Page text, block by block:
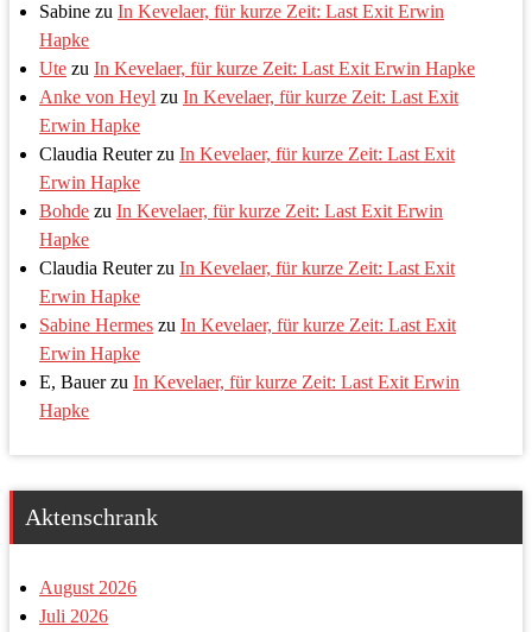
Sabine zu In Kevelaer, für kurze Zeit: Last Exit Erwin
Hapke
Ute zu In Kevelaer, für kurze Zeit: Last Exit Erwin Hapke
Anke von Heyl zu In Kevelaer, für kurze Zeit: Last Exit
Erwin Hapke
Claudia Reuterzu In Kevelaer, für kurze Zeit: Last Exit
Erwin Hapke
Bohde zu In Kevelaer, für kurze Zeit: Last Exit Erwin
Hapke
Claudia Reuterzu In Kevelaer, für kurze Zeit: Last Exit
Erwin Hapke
Sabine Hermes zu In Kevelaer, für kurze Zeit: Last Exit
Erwin Hapke
E, Bauerzu In Kevelaer, für kurze Zeit: Last Exit Erwin
Hapke
Aktenschrank
August 2026
Juli 2026